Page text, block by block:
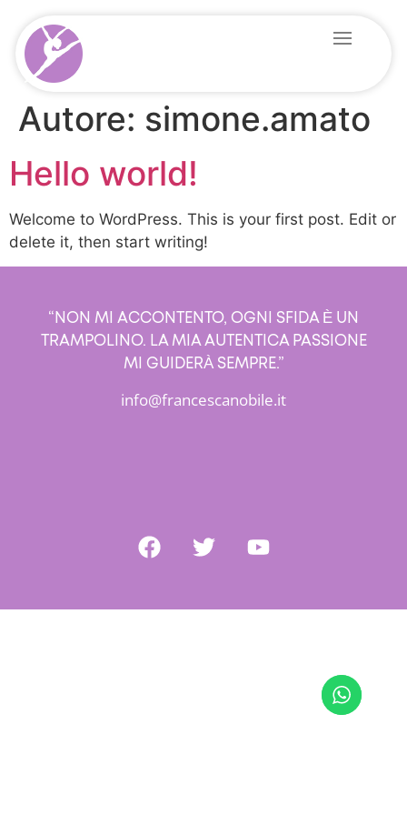
Autore: simone.amato
Hello world!
Welcome to WordPress. This is your first post. Edit or
delete it, then start writing!
“NON MI ACCONTENTO, OGNI SFIDA È UN
TRAMPOLINO. LA MIA AUTENTICA PASSIONE
MI GUIDERÀ SEMPRE.”
info@francescanobile.it